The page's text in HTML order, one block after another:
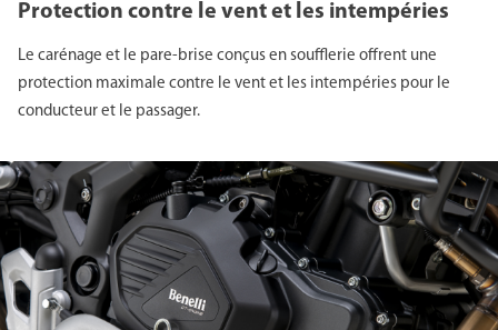
Protection contre le vent et les intempéries
Le carénage et le pare-brise conçus en soufflerie offrent une
protection maximale contre le vent et les intempéries pour le
conducteur et le passager.